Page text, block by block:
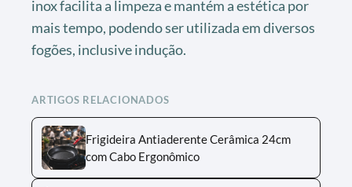
inox facilita a limpeza e mantém a estética por
mais tempo, podendo ser utilizada em diversos
fogões, inclusive indução.
ARTIGOS RELACIONADOS
Frigideira Antiaderente Cerâmica 24cm
com Cabo Ergonômico